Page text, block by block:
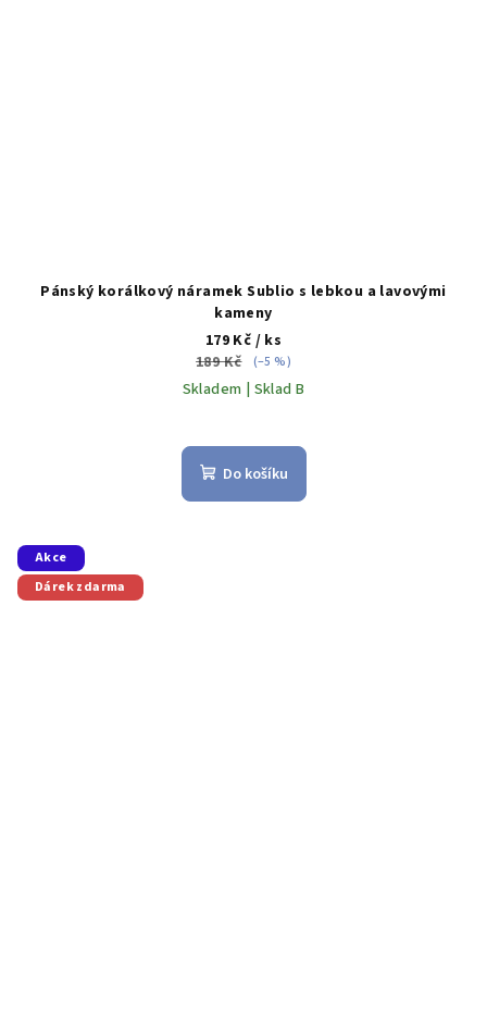
Pánský korálkový náramek Sublio s lebkou a lavovými
kameny
179 Kč / ks
189 Kč
(–5 %)
Skladem | Sklad B
Do košíku
Akce
Dárek zdarma